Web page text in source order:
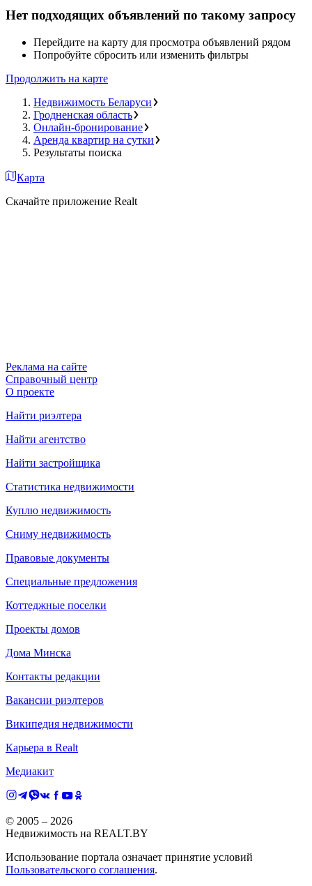
Нет подходящих объявлений по такому запросу
Перейдите на карту для просмотра объявлений рядом
Попробуйте сбросить или изменить фильтры
Продолжить на карте
Недвижимость Беларуси
Гродненская область
Онлайн-бронирование
Аренда квартир на сутки
Результаты поиска
Карта
Скачайте приложение Realt
Реклама на сайте
Справочный центр
О проекте
Найти риэлтера
Найти агентство
Найти застройщика
Статистика недвижимости
Куплю недвижимость
Сниму недвижимость
Правовые документы
Специальные предложения
Коттеджные поселки
Проекты домов
Дома Минска
Контакты редакции
Вакансии риэлтеров
Википедия недвижимости
Карьера в Realt
Медиакит
© 2005 – 2026
Недвижимость на REALT.BY
Использование портала означает принятие условий
Пользовательского соглашения.